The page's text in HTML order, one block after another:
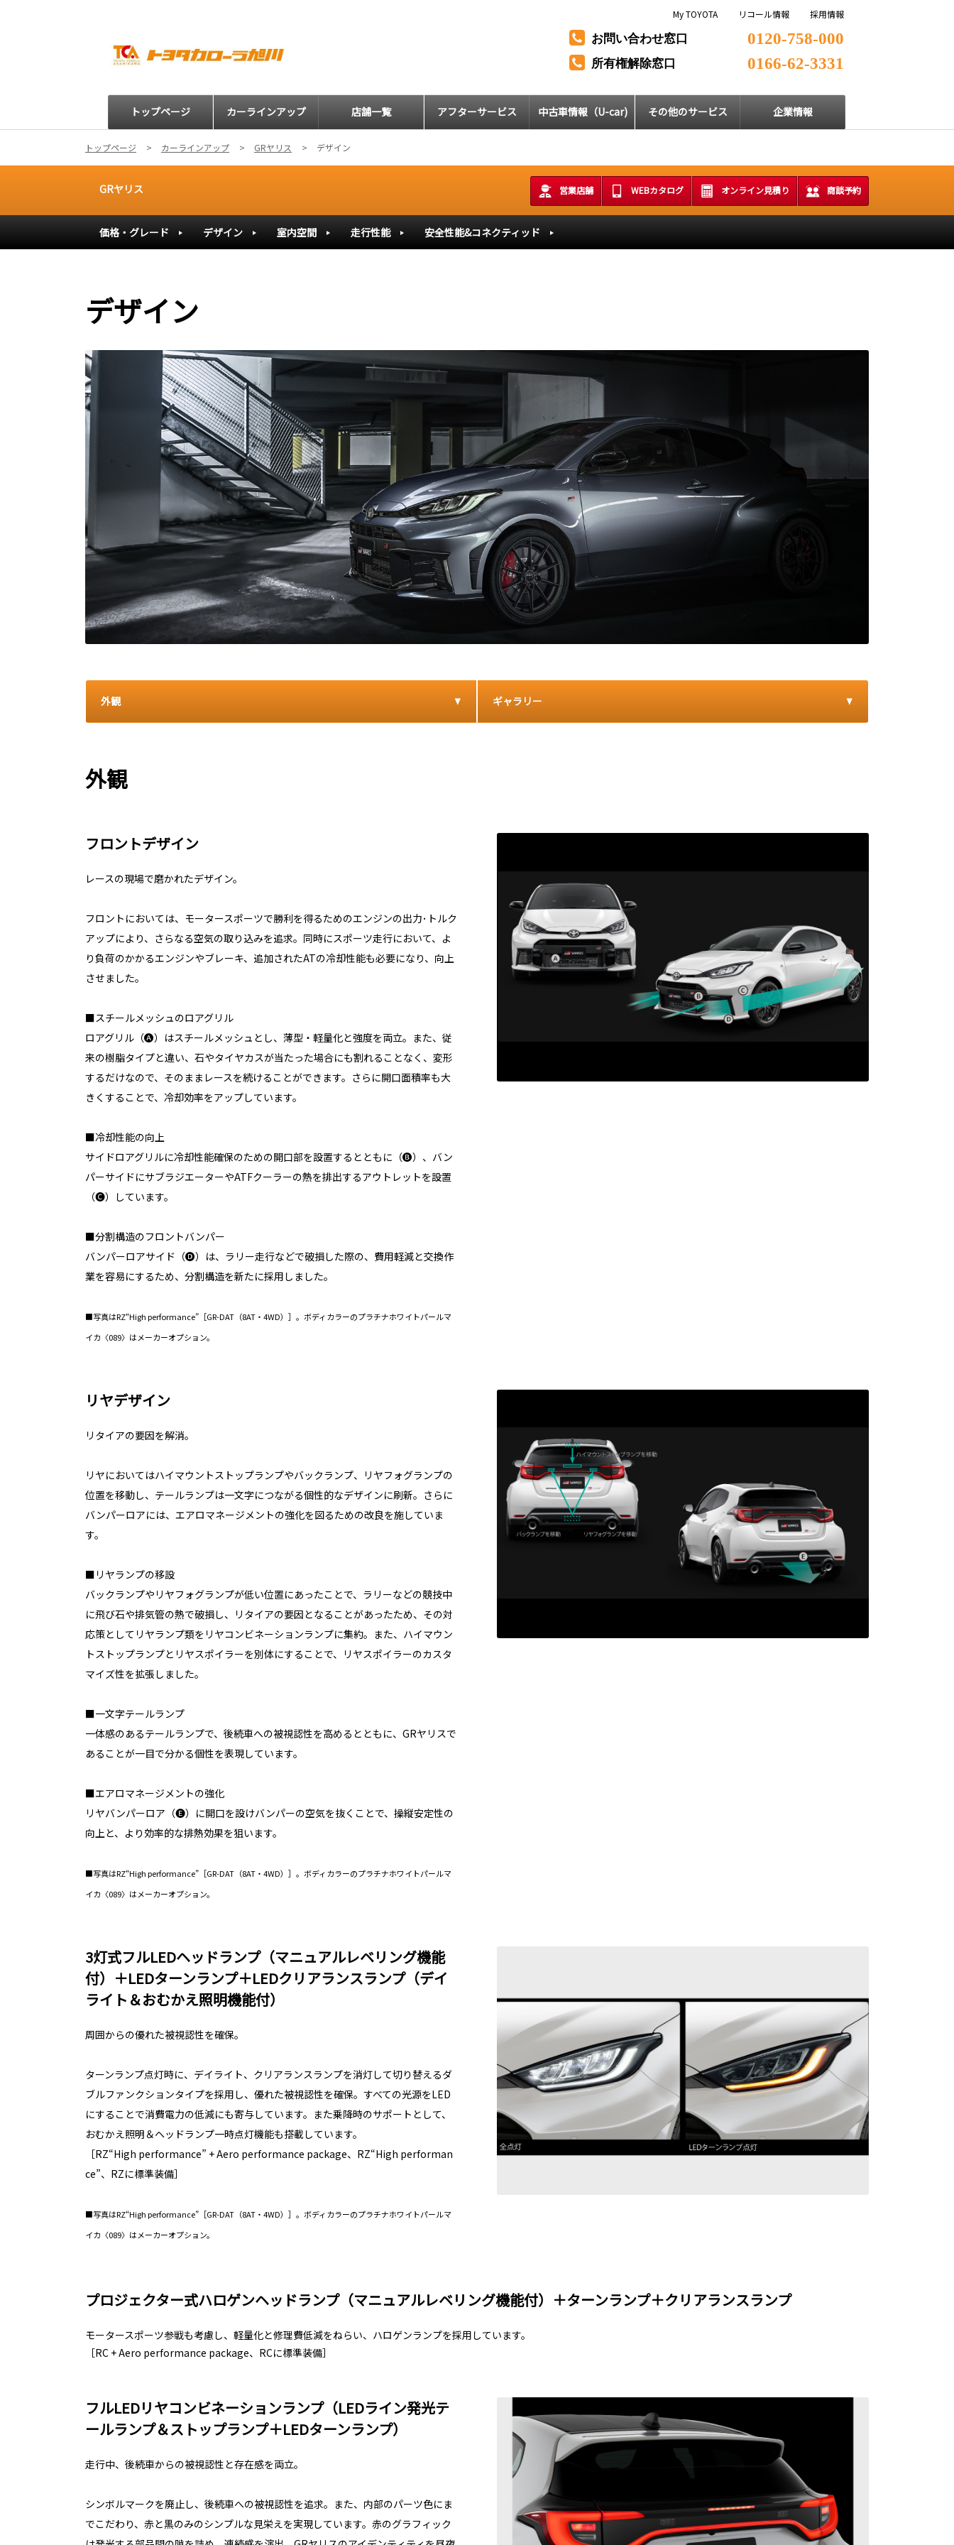
お問い合わせ窓口 0120-758-000
所有権解除窓口 0166-62-3331
トップページ カーラインアップ 店舗一覧 アフターサービス 中古車情報（U-car) その他のサービス 企業情報
My TOYOTA リコール情報 採用情報
トップページ カーラインアップ GRヤリス デザイン
GRヤリス 営業店舗 WEBカタログ オンライン見積り 商談予約
価格・グレード デザイン 室内空間 走行性能 安全性能&コネクティッド
デザイン
外観 ギャラリー
外観
フロントデザイン
レースの現場で磨かれたデザイン。
フロントにおいては、モータースポーツで勝利を得るためのエンジンの出力･トルク
アップにより、さらなる空気の取り込みを追求。同時にスポーツ走行において、よ
り負荷のかかるエンジンやブレーキ、追加されたATの冷却性能も必要になり、向上
させました。
■スチールメッシュのロアグリル
ロアグリル（🅐）はスチールメッシュとし、薄型・軽量化と強度を両立。また、従
来の樹脂タイプと違い、石やタイヤカスが当たった場合にも割れることなく、変形
するだけなので、そのままレースを続けることができます。さらに開口面積率も大
きくすることで、冷却効率をアップしています。
■冷却性能の向上
サイドロアグリルに冷却性能確保のための開口部を設置するとともに（🅑）、バン
パーサイドにサブラジエーターやATFクーラーの熱を排出するアウトレットを設置
（🅒）しています。
■分割構造のフロントバンパー
バンパーロアサイド（🅓）は、ラリー走行などで破損した際の、費用軽減と交換作
業を容易にするため、分割構造を新たに採用しました。
■写真はRZ“High performance”［GR-DAT（8AT・4WD）］。ボディカラーのプラチナホワイトパールマ
イカ〈089〉はメーカーオプション。
リヤデザイン
リタイアの要因を解消。
リヤにおいてはハイマウントストップランプやバックランプ、リヤフォグランプの
位置を移動し、テールランプは一文字につながる個性的なデザインに刷新。さらに
バンパーロアには、エアロマネージメントの強化を図るための改良を施していま
す。
■リヤランプの移設
バックランプやリヤフォグランプが低い位置にあったことで、ラリーなどの競技中
に飛び石や排気管の熱で破損し、リタイアの要因となることがあったため、その対
応策としてリヤランプ類をリヤコンビネーションランプに集約。また、ハイマウン
トストップランプとリヤスポイラーを別体にすることで、リヤスポイラーのカスタ
マイズ性を拡張しました。
■一文字テールランプ
一体感のあるテールランプで、後続車への被視認性を高めるとともに、GRヤリスで
あることが一目で分かる個性を表現しています。
■エアロマネージメントの強化
リヤバンパーロア（🅔）に開口を設けバンパーの空気を抜くことで、操縦安定性の
向上と、より効率的な排熱効果を狙います。
■写真はRZ“High performance”［GR-DAT（8AT・4WD）］。ボディカラーのプラチナホワイトパールマ
イカ〈089〉はメーカーオプション。
3灯式フルLEDヘッドランプ（マニュアルレベリング機能
付）＋LEDターンランプ＋LEDクリアランスランプ（デイ
ライト＆おむかえ照明機能付）
周囲からの優れた被視認性を確保。
ターンランプ点灯時に、デイライト、クリアランスランプを消灯して切り替えるダ
ブルファンクションタイプを採用し、優れた被視認性を確保。すべての光源をLED
にすることで消費電力の低減にも寄与しています。また乗降時のサポートとして、
おむかえ照明＆ヘッドランプ一時点灯機能も搭載しています。
［RZ“High performance” + Aero performance package、RZ“High performan
ce”、RZに標準装備］
■写真はRZ“High performance”［GR-DAT（8AT・4WD）］。ボディカラーのプラチナホワイトパールマ
イカ〈089〉はメーカーオプション。
プロジェクター式ハロゲンヘッドランプ（マニュアルレベリング機能付）＋ターンランプ＋クリアランスランプ
モータースポーツ参戦も考慮し、軽量化と修理費低減をねらい、ハロゲンランプを採用しています。
［RC + Aero performance package、RCに標準装備］
フルLEDリヤコンビネーションランプ（LEDライン発光テ
ールランプ＆ストップランプ＋LEDターンランプ）
走行中、後続車からの被視認性と存在感を両立。
シンボルマークを廃止し、後続車への被視認性を追求。また、内部のパーツ色にま
でこだわり、赤と黒のみのシンプルな見栄えを実現しています。赤のグラフィック